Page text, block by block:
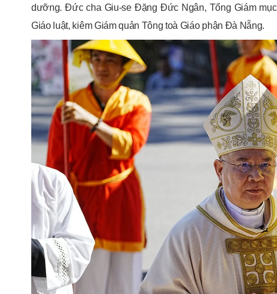
dưỡng. Đức cha Giu-se Đặng Đức Ngân, Tổng Giám
Giáo luật, kiêm Giám quản Tông toà Giáo phận Đà Nẵng.